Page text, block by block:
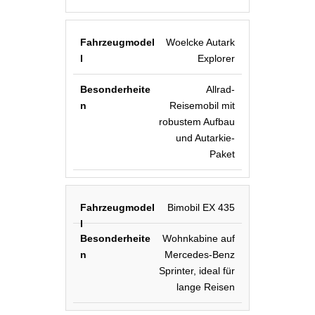
Woelcke Autark
Explorer
Allrad-
Reisemobil mit
robustem Aufbau
und Autarkie-
Paket
Bimobil EX 435
Wohnkabine auf
Mercedes-Benz
Sprinter, ideal für
lange Reisen